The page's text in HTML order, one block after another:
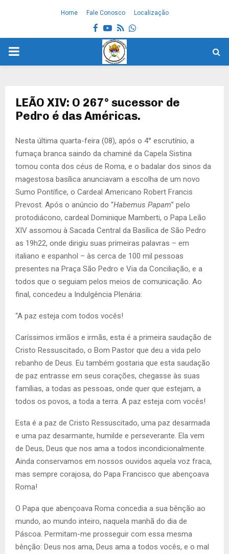
Home Fale Conosco Localização
Facebook
Youtube
RssWhatsapp
PRIMARY
LEÃO XIV: O 267° sucessor de
Pedro é das Américas.
Nesta última quarta-feira (08), após o 4° escrutínio, a
fumaça branca saindo da chaminé da Capela Sistina
tomou conta dos céus de Roma, e o badalar dos sinos da
magestosa basílica anunciavam a escolha de um novo
Sumo Pontífice, o Cardeal Americano Robert Francis
Prevost. Após o anúncio do “Habemus Papam” pelo
protodiácono, cardeal Dominique Mamberti, o Papa Leão
XIV assomou à Sacada Central da Basílica de São Pedro
as 19h22, onde dirigiu suas primeiras palavras – em
italiano e espanhol – às cerca de 100 mil pessoas
presentes na Praça São Pedro e Via da Conciliação, e a
todos que o seguiam pelos meios de comunicação. Ao
final, concedeu a Indulgência Plenária:
“A paz esteja com todos vocês!
Caríssimos irmãos e irmãs, esta é a primeira saudação de
Cristo Ressuscitado, o Bom Pastor que deu a vida pelo
rebanho de Deus. Eu também gostaria que esta saudação
de paz entrasse em seus corações, chegasse às suas
famílias, a todas as pessoas, onde quer que estejam, a
todos os povos, a toda a terra. A paz esteja com vocês!
Esta é a paz de Cristo Ressuscitado, uma paz desarmada
e uma paz desarmante, humilde e perseverante. Ela vem
de Deus, Deus que nos ama a todos incondicionalmente.
Ainda conservamos em nossos ouvidos aquela voz fraca,
mas sempre corajosa, do Papa Francisco que abençoava
Roma!
O Papa que abençoava Roma concedia a sua bênção ao
mundo, ao mundo inteiro, naquela manhã do dia de
Páscoa. Permitam-me prosseguir com essa mesma
bênção: Deus nos ama, Deus ama a todos vocês, e o mal